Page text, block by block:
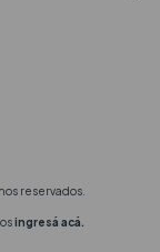
reservados.
ingresá acá.